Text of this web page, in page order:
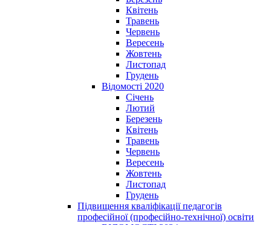
Квітень
Травень
Червень
Вересень
Жовтень
Листопад
Грудень
Відомості 2020
Січень
Лютий
Березень
Квітень
Травень
Червень
Вересень
Жовтень
Листопад
Грудень
Підвищення кваліфікації педагогів
професійної (професійно-технічної) освіти